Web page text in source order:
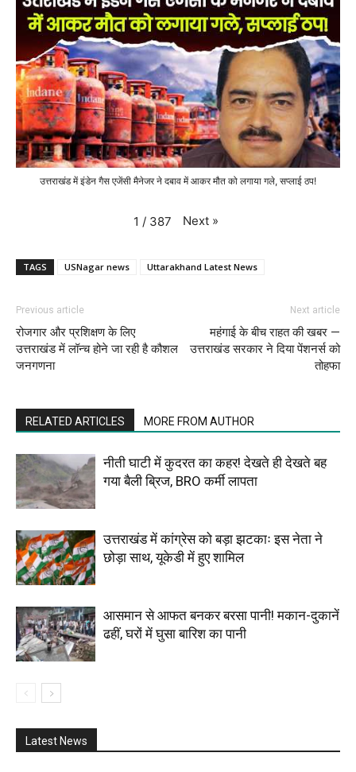
उत्तराखंड में इंडेन गैस एजेंसी मैनेजर ने दबाव में आकर मौत को लगाया गले, सप्लाई ठप!
1 / 387 Next »
TAGS USNagar news Uttarakhand Latest News
Previous article
रोजगार और प्रशिक्षण के लिए
उत्तराखंड में लॉन्च होने जा रही है कौशल
जनगणना
Next article
महंगाई के बीच राहत की खबर —
उत्तराखंड सरकार ने दिया पेंशनर्स को
तोहफा
RELATED ARTICLES MORE FROM AUTHOR
नीती घाटी में कुदरत का कहर! देखते ही देखते बह
गया बैली ब्रिज, BRO कर्मी लापता
उत्तराखंड में कांग्रेस को बड़ा झटकाः इस नेता ने
छोड़ा साथ, यूकेडी में हुए शामिल
आसमान से आफत बनकर बरसा पानी! मकान-दुकानें
ढहीं, घरों में घुसा बारिश का पानी
Latest News